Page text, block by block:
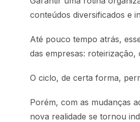
conteúdos diversificados e
Até pouco tempo atrás,
das empresas: roteirização,
O ciclo, de certa forma,
Porém, com as mudanças
nova realidade se tornou